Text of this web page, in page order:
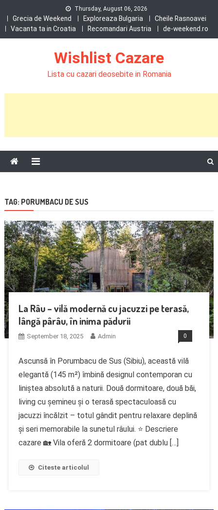
content
Thursday, August 06, 2026
Grecia de Weekend Exploreaza Bulgaria
Cheile Rasnoavei
Vacanta ta in Croatia
Recomandari Austria de-weekend.ro
Wishlist Cazare
Lista cu cazari deosebite in Romania
TAG: PORUMBACU DE SUS
La Râu – vilă modernă cu jacuzzi pe terasă,
lângă pârâu, în inima pădurii
September 18, 2025 Admin 0
Ascunsă în Porumbacu de Sus (Sibiu), această vilă
elegantă (145 m²) îmbină designul contemporan cu
liniștea absolută a naturii. Două dormitoare, două băi,
living cu șemineu și o terasă spectaculoasă cu
jacuzzi încălzit – totul gândit pentru relaxare deplină
și seri memorabile la sunetul râului. ⭐ Descriere
cazare 🏡 Vila oferă 2 dormitoare (pat dublu […]
Citeste articolul